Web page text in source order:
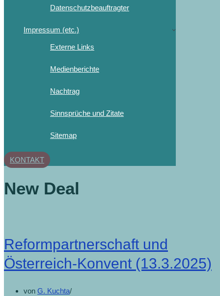
Datenschutzbeauftragter
Impressum (etc.)
Externe Links
Medienberichte
Nachtrag
Sinnsprüche und Zitate
Sitemap
KONTAKT
New Deal
Reformpartnerschaft und
Österreich-Konvent (13.3.2025)
von G. Kuchta